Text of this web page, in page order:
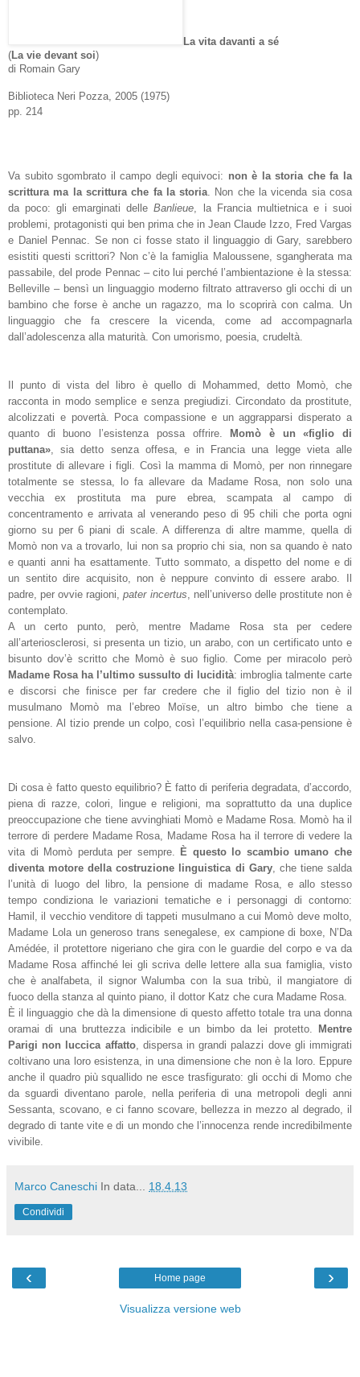
La vita davanti a sé
( La vie devant soi)
di Romain Gary
Biblioteca Neri Pozza, 2005 (1975)
pp. 214
Va subito sgombrato il campo degli equivoci: non è la storia che fa la
scrittura ma la scrittura che fa la storia . Non che la vicenda sia cosa
da poco: gli emarginati delleBanlieue , la Francia multietnica e i suoi
problemi, protagonisti qui ben prima che in Jean Claude Izzo, Fred Vargas
e Daniel Pennac. Se non ci fosse stato il linguaggio di Gary, sarebbero
esistiti questi scrittori? Non c’è la famiglia Maloussene, sgangherata ma
passabile, del prode Pennac – cito lui perché l’ambientazione è la stessa:
Belleville – bensì un linguaggio moderno filtrato attraverso gli occhi di un
bambino che forse è anche un ragazzo, ma lo scoprirà con calma. Un
linguaggio che fa crescere la vicenda, come ad accompagnarla
dall’adolescenza alla maturità. Con umorismo, poesia, crudeltà.
Il punto di vista del libro è quello di Mohammed, detto Momò, che
racconta in modo semplice e senza pregiudizi. Circondato da prostitute,
alcolizzati e povertà. Poca compassione e un aggrapparsi disperato a
quanto di buono l’esistenza possa offrire.
Momò è un «figlio di
puttana» , sia detto senza offesa, e in Francia una legge vieta alle
prostitute di allevare i figli. Così la mamma di Momò, per non rinnegare
totalmente se stessa, lo fa allevare da Madame Rosa, non solo una
vecchia ex prostituta ma pure ebrea, scampata al campo di
concentramento e arrivata al venerando peso di 95 chili che porta ogni
giorno su per 6 piani di scale. A differenza di altre mamme, quella di
Momò non va a trovarlo, lui non sa proprio chi sia, non sa quando è nato
e quanti anni ha esattamente. Tutto sommato, a dispetto del nome e di
un sentito dire acquisito, non è neppure convinto di essere arabo. Il
padre, per ovvie ragioni,pater incertus , nell’universo delle prostitute non è
contemplato.
A un certo punto, però, mentre Madame Rosa sta per cedere
all’arteriosclerosi, si presenta un tizio, un arabo, con un certificato unto e
bisunto dov’è scritto che Momò è suo figlio. Come per miracolo però
Madame Rosa ha l’ultimo sussulto di lucidità: imbroglia talmente carte
e discorsi che finisce per far credere che il figlio del tizio non è il
musulmano Momò ma l’ebreo Moïse, un altro bimbo che tiene a
pensione. Al tizio prende un colpo, così l’equilibrio nella casa-pensione è
salvo.
Di cosa è fatto questo equilibrio? È fatto di periferia degradata, d’accordo,
piena di razze, colori, lingue e religioni, ma soprattutto da una duplice
preoccupazione che tiene avvinghiati Momò e Madame Rosa. Momò ha il
terrore di perdere Madame Rosa, Madame Rosa ha il terrore di vedere la
vita di Momò perduta per sempre.
È questo lo scambio umano che
diventa motore della costruzione linguistica di Gary, che tiene salda
l’unità di luogo del libro, la pensione di madame Rosa, e allo stesso
tempo condiziona le variazioni tematiche e i personaggi di contorno:
Hamil, il vecchio venditore di tappeti musulmano a cui Momò deve molto,
Madame Lola un generoso trans senegalese, ex campione di boxe, N’Da
Amédée, il protettore nigeriano che gira con le guardie del corpo e va da
Madame Rosa affinché lei gli scriva delle lettere alla sua famiglia, visto
che è analfabeta, il signor Walumba con la sua tribù, il mangiatore di
fuoco della stanza al quinto piano, il dottor Katz che cura Madame Rosa.
È il linguaggio che dà la dimensione di questo affetto totale tra una donna
oramai di una bruttezza indicibile e un bimbo da lei protetto.
Mentre
Parigi non luccica affatto, dispersa in grandi palazzi dove gli immigrati
coltivano una loro esistenza, in una dimensione che non è la loro. Eppure
anche il quadro più squallido ne esce trasfigurato: gli occhi di Momo che
da sguardi diventano parole, nella periferia di una metropoli degli anni
Sessanta, scovano, e ci fanno scovare, bellezza in mezzo al degrado, il
degrado di tante vite e di un mondo che l’innocenza rende incredibilmente
vivibile.
Marco Caneschi In data... 18.4.13
Condividi
‹ ›
Home page
Visualizza versione web